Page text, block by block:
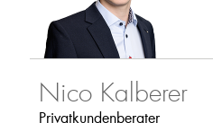
Nico Kalberer
Privatkundenberater